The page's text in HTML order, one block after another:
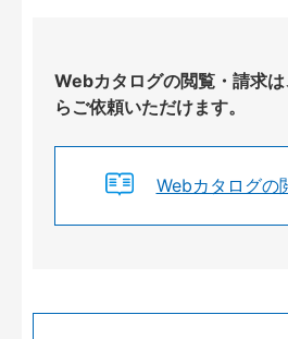
Webカタログの閲覧・請求
らご依頼いただけます。
Webカタログの